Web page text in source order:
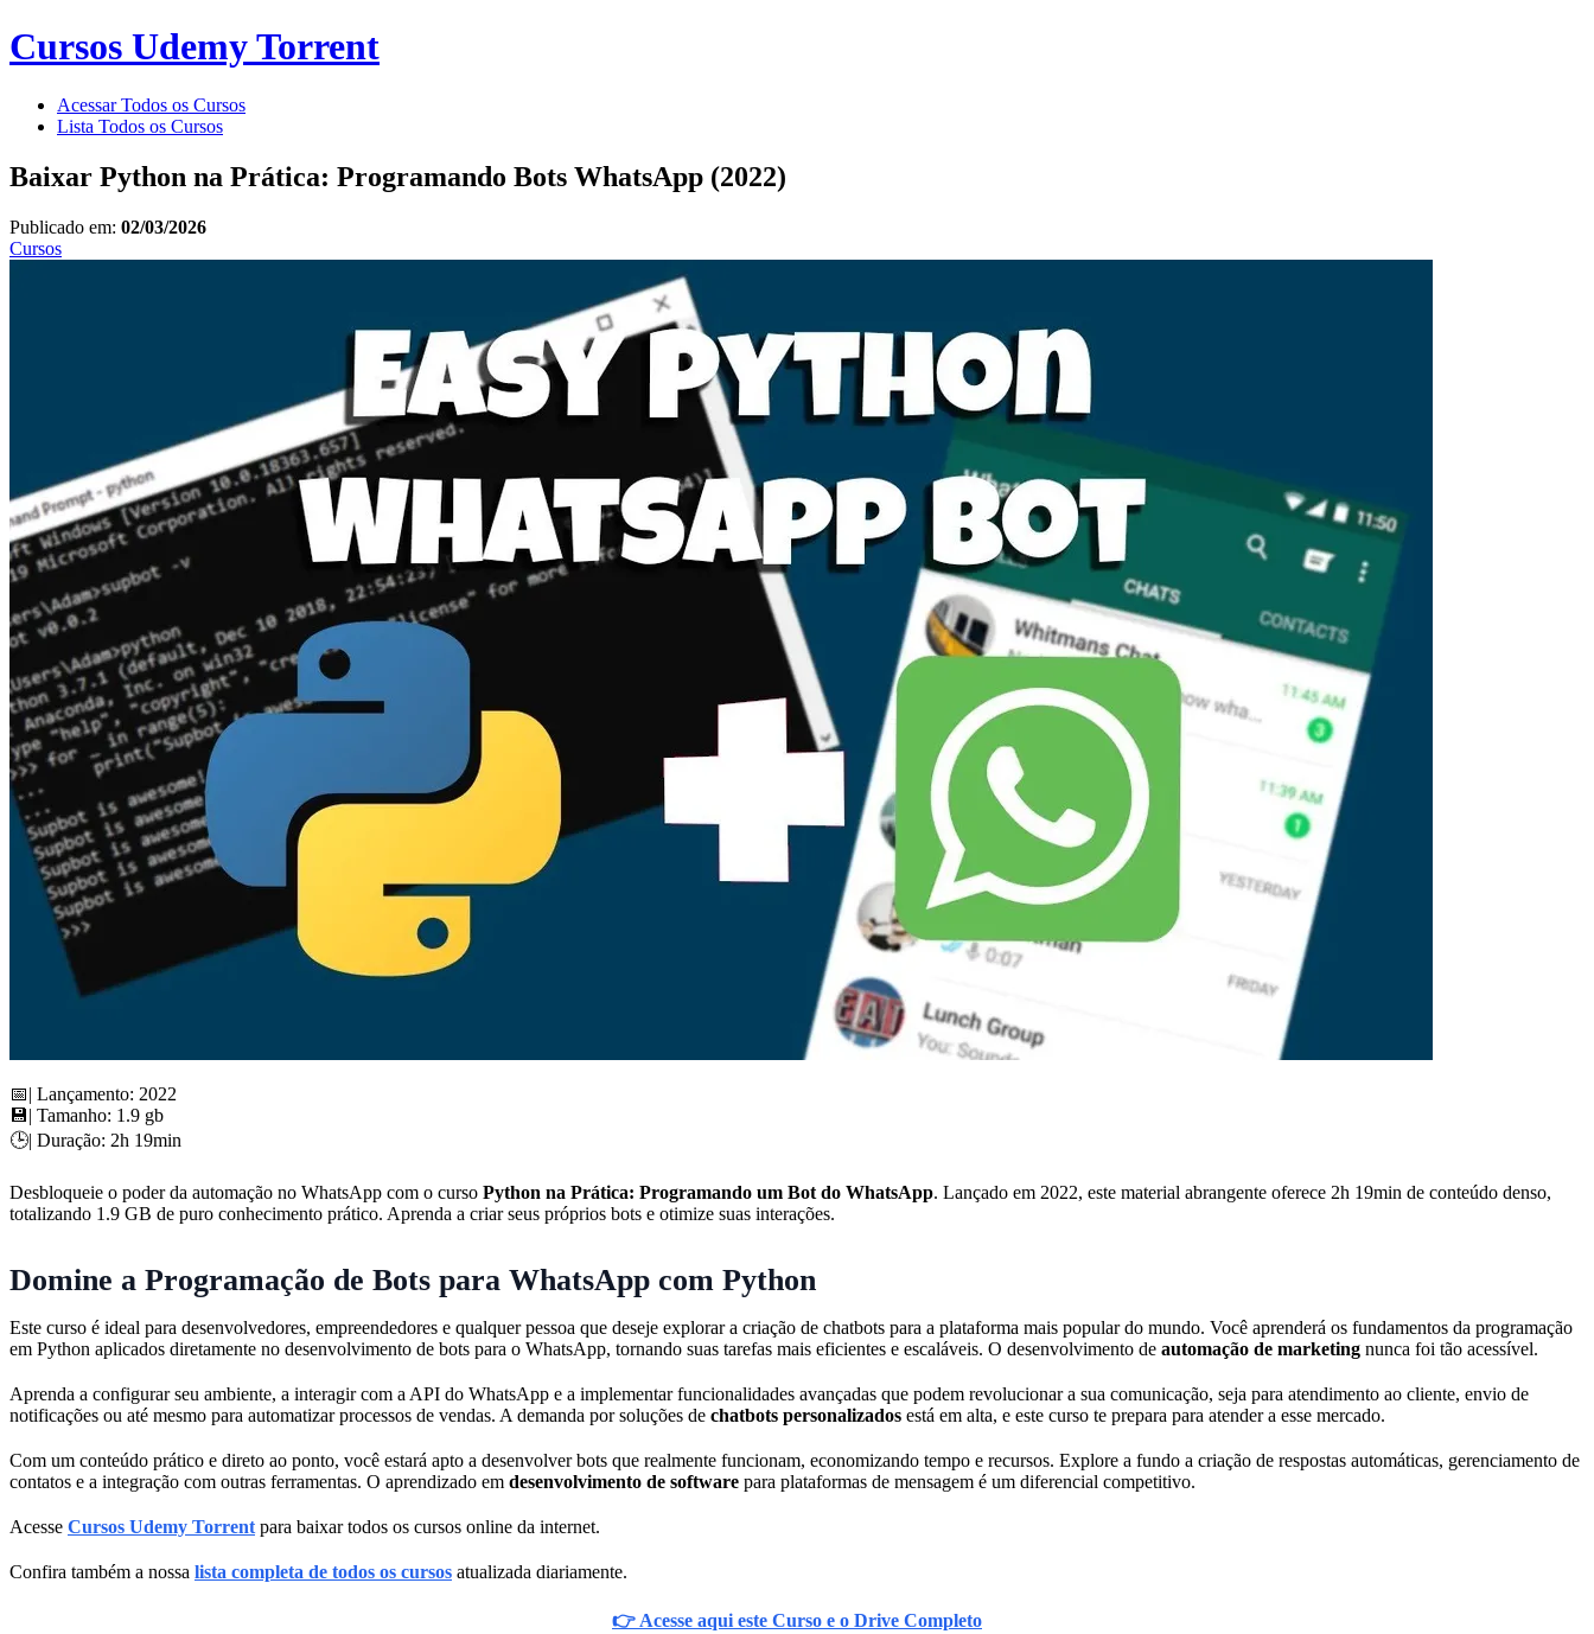
Cursos Udemy Torrent
Acessar Todos os Cursos
Lista Todos os Cursos
Baixar Python na Prática: Programando Bots WhatsApp (2022)
Publicado em: 02/03/2026
Cursos
📅| Lançamento: 2022
💾| Tamanho: 1.9 gb
🕒| Duração: 2h 19min
Desbloqueie o poder da automação no WhatsApp com o curso Python na Prática: Programando um Bot do WhatsApp. Lançado em 2022, este material abrangente oferece 2h 19min de conteúdo denso,
totalizando 1.9 GB de puro conhecimento prático. Aprenda a criar seus próprios bots e otimize suas interações.
Domine a Programação de Bots para WhatsApp com Python
Este curso é ideal para desenvolvedores, empreendedores e qualquer pessoa que deseje explorar a criação de chatbots para a plataforma mais popular do mundo. Você aprenderá os fundamentos da programação
em Python aplicados diretamente no desenvolvimento de bots para o WhatsApp, tornando suas tarefas mais eficientes e escaláveis. O desenvolvimento de automação de marketing nunca foi tão acessível.
Aprenda a configurar seu ambiente, a interagir com a API do WhatsApp e a implementar funcionalidades avançadas que podem revolucionar a sua comunicação, seja para atendimento ao cliente, envio de
notificações ou até mesmo para automatizar processos de vendas. A demanda por soluções de chatbots personalizados está em alta, e este curso te prepara para atender a esse mercado.
Com um conteúdo prático e direto ao ponto, você estará apto a desenvolver bots que realmente funcionam, economizando tempo e recursos. Explore a fundo a criação de respostas automáticas, gerenciamento de
contatos e a integração com outras ferramentas. O aprendizado em desenvolvimento de software para plataformas de mensagem é um diferencial competitivo.
Acesse Cursos Udemy Torrent para baixar todos os cursos online da internet.
Confira também a nossa lista completa de todos os cursos atualizada diariamente.
👉 Acesse aqui este Curso e o Drive Completo